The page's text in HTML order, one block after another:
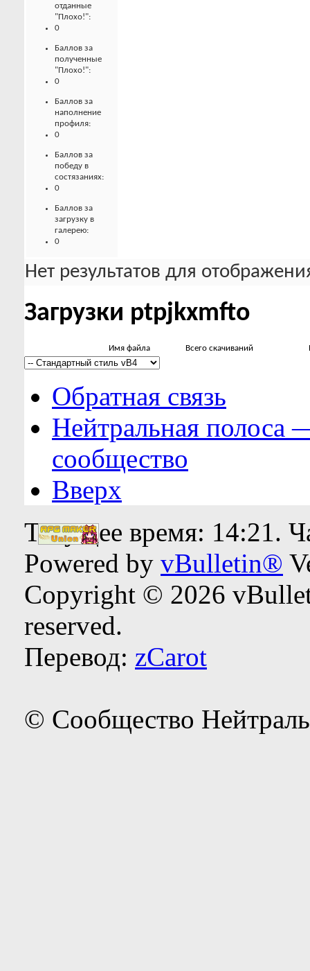
отданные
"Плохо!":
0
Баллов за
полученные
"Плохо!":
0
Баллов за
наполнение
профиля:
0
Баллов за
победу в
состязаниях:
0
Баллов за
загрузку в
галерею:
0
Нет результатов для
Загрузки ptpjkxmfto
Имя файла Всего скачиваний
Обратная связь
Нейтральная полоса
сообщество
Вверх
Текущее время: 14:21.
Powered by vBulletin®
Copyright © 2026
reserved.
Перевод: zCarot
© Сообщество